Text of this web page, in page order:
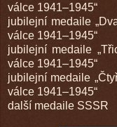
válce 1941–1945“
jubilejní medaile
válce 1941–1945“
jubilejní medaile
válce 1941–1945“
jubilejní medaile
válce 1941–1945“
další medaile SSSR